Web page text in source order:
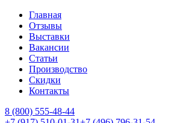
Главная
Отзывы
Выставки
Вакансии
Статьи
Производство
Скидки
Контакты
8 (800) 555-48-44